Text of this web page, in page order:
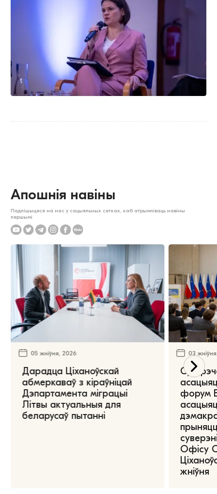
Апошнія навіны
Падпішыцеся на нас у сацыяльных сетках, каб атрымліваць навіны
першымі
05 жніўня, 2026
Дарадца Ціханоўскай
абмеркаваў з кіраўніцай
Дэпартамента міграцыі
Літвы актуальныя для
беларусаў пытанні
03
форум
Офісу
жніўня